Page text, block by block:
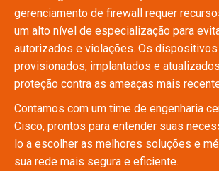
gerenciamento de firewall requer
um alto nível de especialização para
autorizados e violações. Os
provisionados, implantados e
proteção contra as ameaças mais
Contamos com um time de engenharia
Cisco, prontos para entender suas
lo a escolher as melhores soluções e
sua rede mais segura e eficiente.